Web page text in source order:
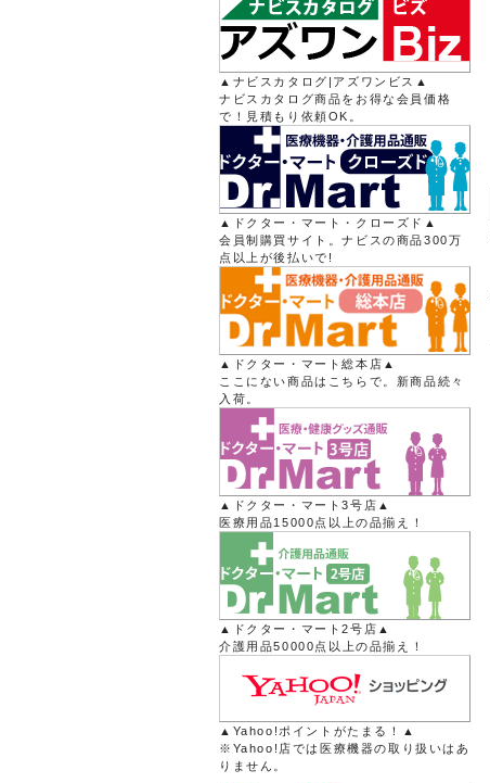
▲ナビスカタログ|アズワンビス▲
ナビスカタログ商品をお得な会員価格
で！見積もり依頼OK。
▲ドクター・マート・クローズド▲
会員制購買サイト。ナビスの商品300万
点以上が後払いで!
▲ドクター・マート総本店▲
ここにない商品はこちらで。新商品続々
入荷。
▲ドクター・マート3号店▲
医療用品15000点以上の品揃え！
▲ドクター・マート2号店▲
介護用品50000点以上の品揃え！
▲Yahoo!ポイントがたまる！▲
※Yahoo!店では医療機器の取り扱いはあ
りません。